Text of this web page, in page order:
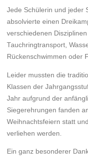
Jede Schülerin und jeder
absolvierte einen
verschiedenen
Tauchringtransport,
Rückenschwimmen oder
Leider mussten die
Klassen der
Jahr aufgrund der
Siegerehrungen fanden
Weihnachtsfeiern statt
verliehen werden.
Ein ganz besonderer